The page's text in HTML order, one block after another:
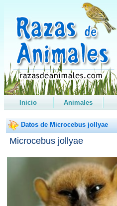
Inicio Animales
Datos de Microcebus jollyae
Microcebus jollyae